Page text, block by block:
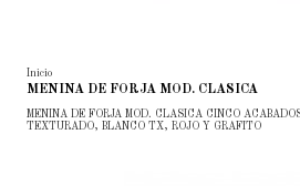
Inicio
MENINA DE FORJA MOD. CLASICA
MENINA DE FORJA MOD. CLASICA CINCO
TEXTURADO, BLANCO TX, ROJO Y GRAFITO